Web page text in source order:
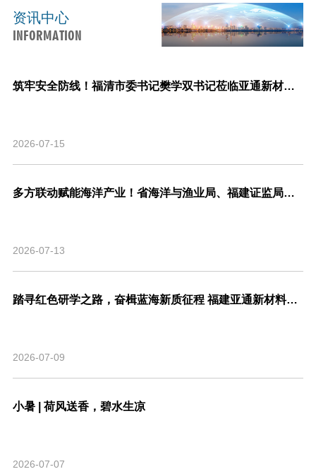
资讯中心
INFORMATION
筑牢安全防线！福清市委书记樊学双书记莅临亚通新材料调研指导安全生产与生产经营工作！
2026-07-15
多方联动赋能海洋产业！省海洋与渔业局、福建证监局、北交所、市委金融办联合走访亚通新材料调研座谈！
2026-07-13
踏寻红色研学之路，奋楫蓝海新质征程 福建亚通新材料科技股份有限公司党支部联合福建省渔业行业协会党支部开展主题共建活动
2026-07-09
小暑 | 荷风送香，碧水生凉
2026-07-07